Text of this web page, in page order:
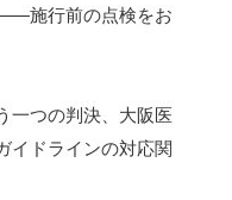
施行前の点検をお
一つの判決、大阪医
イドラインの対応関